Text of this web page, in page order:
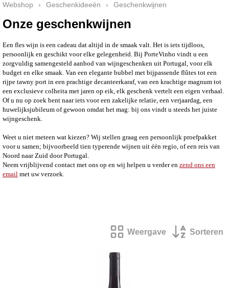
Witte druiven
Rode Druiven
Webshop › Geschenkideeën › Geschenkwijnen
Onze geschenkwijnen
Een fles wijn is een cadeau dat altijd in de smaak valt. Het is iets tijdloos,
persoonlijk en geschikt voor elke gelegenheid. Bij PorteVinho vindt u een
zorgvuldig samengesteld aanbod van wijngeschenken uit Portugal, voor elk
budget en elke smaak. Van een elegante bubbel met bijpassende flûtes tot een
rijpe tawny port in een prachtige decanteerkaraf, van een krachtige magnum tot
een exclusieve colheita met jaren op eik, elk geschenk vertelt een eigen verhaal.
Of u nu op zoek bent naar iets voor een zakelijke relatie, een verjaardag, een
huwelijksjubileum of gewoon omdat het mag: bij ons vindt u steeds het juiste
wijngeschenk.
Weet u niet meteen wat kiezen? Wij stellen graag een persoonlijk proefpakket
voor u samen; bijvoorbeeld tien typerende wijnen uit één regio, of een reis van
Noord naar Zuid door Portugal.
Neem vrijblijvend contact met ons op en wij helpen u verder en zend ons een
email met uw verzoek.
Weergave Sorteren